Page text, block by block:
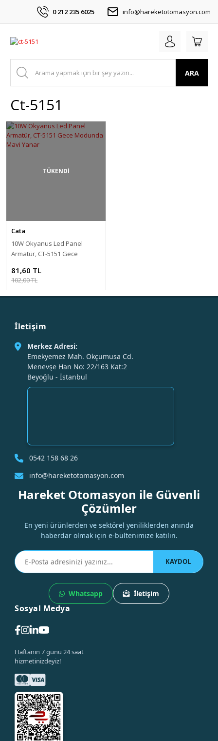
0 212 235 6025 info@hareketotomasyon.com
ARA
Ct-5151
TÜKENDİ
Cata
10W Okyanus Led Panel
Armatür, CT-5151 Gece
81,60 TL
102,00 TL
İletişim
Merkez Adresi:
Emekyemez Mah. Okçumusa Cd.
Menevşe Han No: 22/163 Kat:2
Beyoğlu - İstanbul
0542 158 68 26
info@hareketotomasyon.com
Hareket Otomasyon ile Güvenli
Çözümler
En yeni ürünlerden ve sektörel yeniliklerden anında
haberdar olmak için e-bültenimize katılın.
KAYDOL
Whatsapp İletişim
Sosyal Medya
Haftanın 7 günü 24 saat
hizmetinizdeyiz!